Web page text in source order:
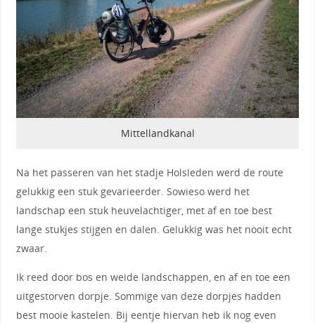
Mittellandkanal
Na het passeren van het stadje Holsleden werd de route
gelukkig een stuk gevarieerder. Sowieso werd het
landschap een stuk heuvelachtiger, met af en toe best
lange stukjes stijgen en dalen. Gelukkig was het nooit echt
zwaar.
Ik reed door bos en weide landschappen, en af en toe een
uitgestorven dorpje. Sommige van deze dorpjes hadden
best mooie kastelen. Bij eentje hiervan heb ik nog even